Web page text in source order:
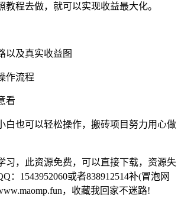
教程去做，就可以实现收益最大化。
以及真实收益图
作流程
看
白也可以轻松操作，搬砖项目努力用心做
习，此资源免费，可以直接下载，资源失
：1543952060或者838912514补(冒泡网
，收藏我回家不迷路!